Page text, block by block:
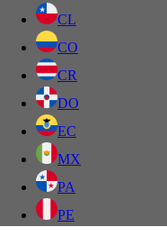
CL
CO
CR
DO
EC
MX
PA
PE